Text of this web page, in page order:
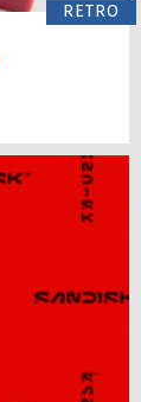
RETRO